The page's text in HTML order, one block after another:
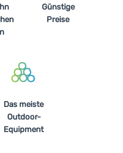
Günstige
Preise
Das meiste
Outdoor-
Equipment